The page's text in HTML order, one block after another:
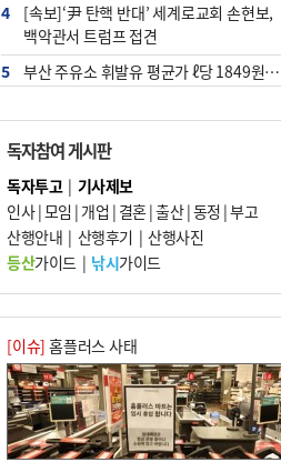
4
[속보]‘尹 탄핵 반대’ 세계로교회 손현보,
백악관서 트럼프 접견
5
부산 주유소 휘발유 평균가 ℓ당 1849원…
군사기밀 유출자 색출 지시
7
[속보] ‘심판 성접대’ 논란 축구협회 공식 사
과…“현재는 부적절 행위 없어”
8
"올해 코스피 사이드카 43회 중 25회는 삼
전닉스 ETF 이후 발생"
10 서울 중랑구서 흉기 난동…60대 남성 2명
사망
독자참여 게시판
독자투고| 기사제보
인사|모임 | 개업 | 결혼|출산|동정 |부고
산행안내 | 산행후기 | 산행사진
등산가이드| 낚시가이드
[이슈] 홈플러스 사태